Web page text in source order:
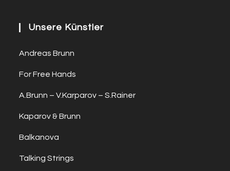
Unsere Künstler
Andreas Brunn
For Free Hands
A.Brunn – V.Karparov – S.Rainer
Kaparov & Brunn
Balkanova
Talking Strings